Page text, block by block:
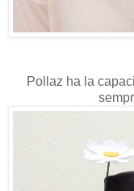
Pollaz ha la